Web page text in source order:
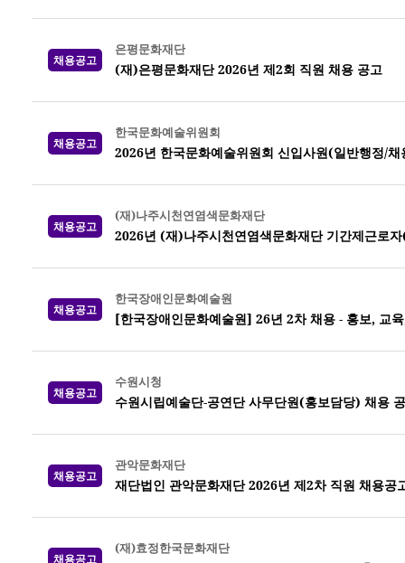
채용공고
은평문화재단
(재)은평문화재단 2026년 제2회 직원 채용 공고
채용공고
한국문화예술위원회
2026년 한국문화예술위원회 신입사원(일반행정/
채용공고
(재)나주시천연염색문화재단
2026년 (재)나주시천연염색문화재단 기간제근로
채용공고
한국장애인문화예술원
[한국장애인문화예술원] 26년 2차 채용 - 홍보, 교
채용공고
수원시청
수원시립예술단-공연단 사무단원(홍보담당) 채용
채용공고
관악문화재단
재단법인 관악문화재단 2026년 제2차 직원 채용공
채용공고
(재)효정한국문화재단